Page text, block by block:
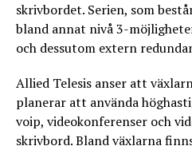
skrivbordet. Serien, som
bland annat nivå 3-
och dessutom extern
Allied Telesis anser att
planerar att använda
voip, videokonferenser och
skrivbord. Bland växlarna